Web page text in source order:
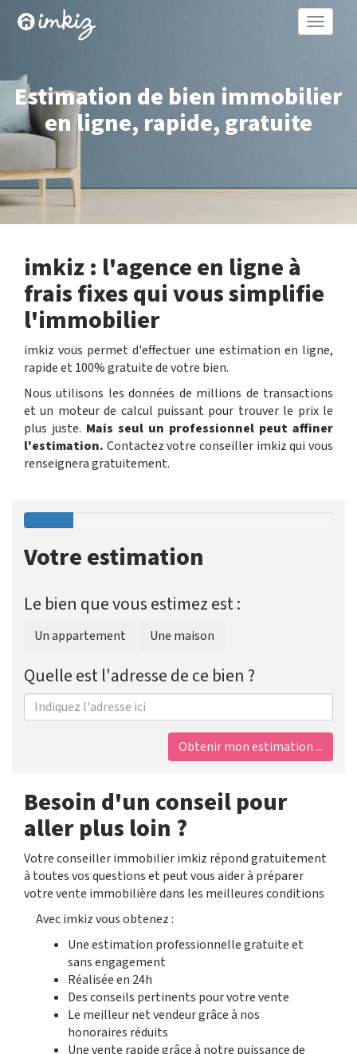
Toggle
Estimation de bien immobilier
en ligne, rapide, gratuite
imkiz : l'agence en ligne à
frais fixes qui vous simplifie
l'immobilier
imkiz vous permet d'effectuer une estimation en ligne,
rapide et 100% gratuite de votre bien.
Nous utilisons les données de millions de transactions
et un moteur de calcul puissant pour trouver le prix le
plus juste. Mais seul un professionnel peut affiner
l'estimation. Contactez votre conseiller imkiz qui vous
renseignera gratuitement.
Votre estimation
Le bien que vous estimez est :
Un appartement Une maison
Quelle est l'adresse de ce bien ?
Obtenir mon estimation ...
Besoin d'un conseil pour
aller plus loin ?
Votre conseiller immobilier imkiz répond gratuitement
à toutes vos questions et peut vous aider à préparer
votre vente immobilière dans les meilleures conditions
Avec imkiz vous obtenez :
Une estimation professionnelle gratuite et
sans engagement
Réalisée en 24h
Des conseils pertinents pour votre vente
Le meilleur net vendeur grâce à nos
honoraires réduits
Une vente rapide grâce à notre puissance de